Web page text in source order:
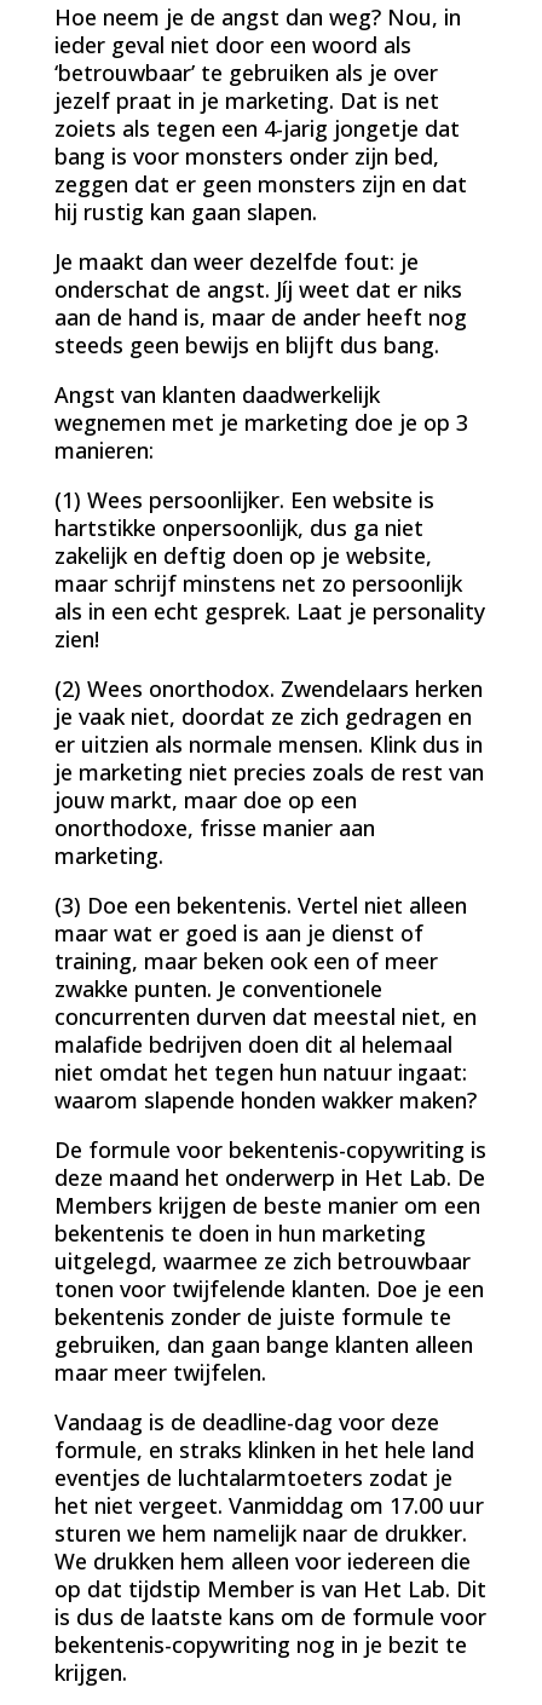
Hoe neem je de angst dan weg? Nou, in
ieder geval niet door een woord als
‘betrouwbaar’ te gebruiken als je over
jezelf praat in je marketing. Dat is net
zoiets als tegen een 4-jarig jongetje dat
bang is voor monsters onder zijn bed,
zeggen dat er geen monsters zijn en dat
hij rustig kan gaan slapen.
Je maakt dan weer dezelfde fout: je
onderschat de angst. Jíj weet dat er niks
aan de hand is, maar de ander heeft nog
steeds geen bewijs en blijft dus bang.
Angst van klanten daadwerkelijk
wegnemen met je marketing doe je op 3
manieren:
(1) Wees persoonlijker. Een website is
hartstikke onpersoonlijk, dus ga niet
zakelijk en deftig doen op je website,
maar schrijf minstens net zo persoonlijk
als in een echt gesprek. Laat je personality
zien!
(2) Wees onorthodox. Zwendelaars herken
je vaak niet, doordat ze zich gedragen en
er uitzien als normale mensen. Klink dus in
je marketing niet precies zoals de rest van
jouw markt, maar doe op een
onorthodoxe, frisse manier aan
marketing.
(3) Doe een bekentenis. Vertel niet alleen
maar wat er goed is aan je dienst of
training, maar beken ook een of meer
zwakke punten. Je conventionele
concurrenten durven dat meestal niet, en
malafide bedrijven doen dit al helemaal
niet omdat het tegen hun natuur ingaat:
waarom slapende honden wakker maken?
De formule voor bekentenis-copywriting is
deze maand het onderwerp in Het Lab. De
Members krijgen de beste manier om een
bekentenis te doen in hun marketing
uitgelegd, waarmee ze zich betrouwbaar
tonen voor twijfelende klanten. Doe je een
bekentenis zonder de juiste formule te
gebruiken, dan gaan bange klanten alleen
maar meer twijfelen.
Vandaag is de deadline-dag voor deze
formule, en straks klinken in het hele land
eventjes de luchtalarmtoeters zodat je
het niet vergeet. Vanmiddag om 17.00 uur
sturen we hem namelijk naar de drukker.
We drukken hem alleen voor iedereen die
op dat tijdstip Member is van Het Lab. Dit
is dus de laatste kans om de formule voor
bekentenis-copywriting nog in je bezit te
krijgen.